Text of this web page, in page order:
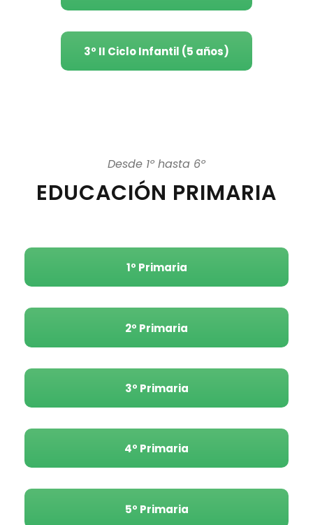
3º II Ciclo Infantil (5 años)
Desde 1º hasta 6º
EDUCACIÓN PRIMARIA
1º Primaria
2º Primaria
3º Primaria
4º Primaria
5º Primaria